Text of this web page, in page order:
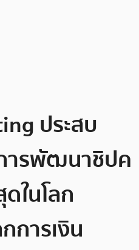
ประสบ
ารพัฒนาชิปค
ในโลก
การเงิน